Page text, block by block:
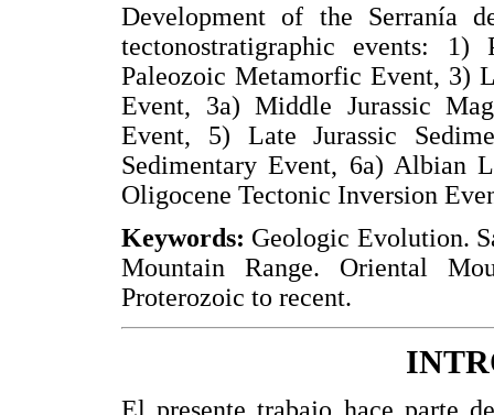
Development of the Serranía
tectonostratigraphic events:
Paleozoic Metamorfic Event, 3)
Event, 3a) Middle Jurassic
Event, 5) Late Jurassic
Sedimentary Event, 6a) Albian
Oligocene Tectonic Inversion
Keywords: Geologic Evolution.
Mountain Range. Oriental
Proterozoic to recent.